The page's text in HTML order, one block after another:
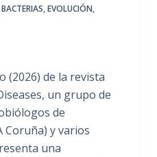
BACTERIAS,EVOLUCIÓN,
(2026) de la revista
un grupo de
de
Coruña) y varios
una